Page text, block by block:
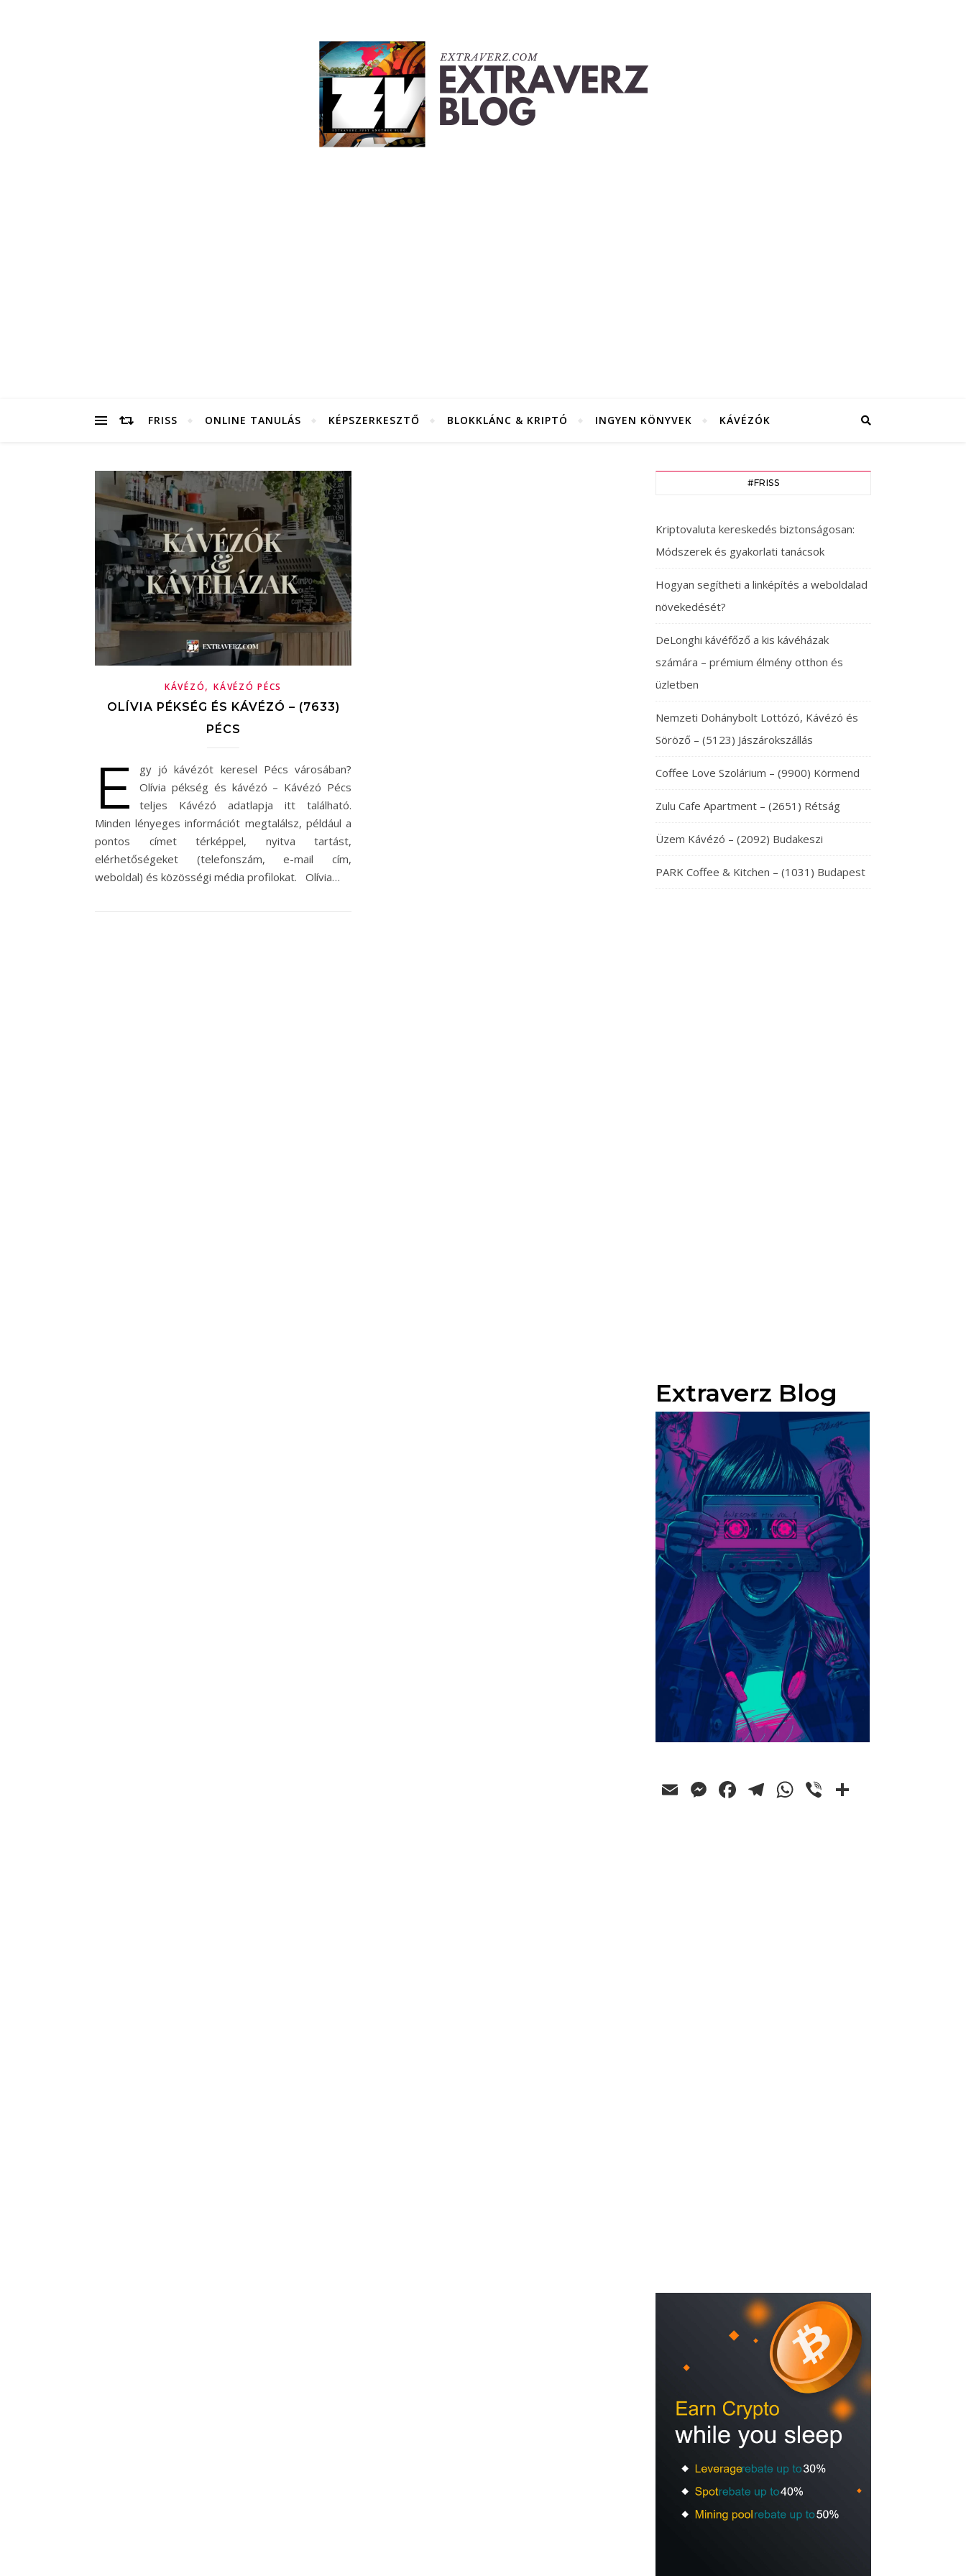
FRISS ONLINE TANULÁS KÉPSZERKESZTŐ BLOKKLÁNC & KRIPTÓ INGYEN KÖNYVEK KÁVÉZÓK
KÁVÉZÓ,KÁVÉZÓ PÉCS
OLÍVIA PÉKSÉG ÉS KÁVÉZÓ – (7633)
PÉCS
E
gy jó kávézót keresel Pécs városában?
Olívia pékség és kávézó – Kávézó Pécs
teljes Kávézó adatlapja itt található.
Minden lényeges információt megtalálsz, például a
pontos címet térképpel, nyitva tartást,
elérhetőségeket (telefonszám, e-mail cím,
weboldal) és közösségi média profilokat. Olívia…
#FRISS
Kriptovaluta kereskedés biztonságosan:
Módszerek és gyakorlati tanácsok
Hogyan segítheti a linképítés a weboldalad
növekedését?
DeLonghi kávéfőző a kis kávéházak
számára – prémium élmény otthon és
üzletben
Nemzeti Dohánybolt Lottózó, Kávézó és
Söröző – (5123) Jászárokszállás
Coffee Love Szolárium – (9900) Körmend
Zulu Cafe Apartment – (2651) Rétság
Üzem Kávézó – (2092) Budakeszi
PARK Coffee & Kitchen – (1031) Budapest
Extraverz Blog
EmailMessenger
Facebook
Telegram
WhatsApp
Viber